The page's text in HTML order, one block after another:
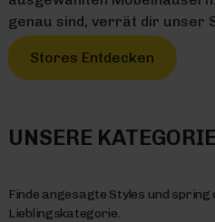
genau sind, verrät dir unser
Stores Entdecken
UNSERE
Finde angesagte Styles und spring
Lieblingskategorie.